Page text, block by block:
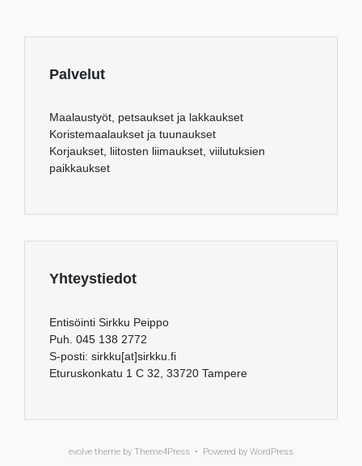
Palvelut
Maalaustyöt, petsaukset ja lakkaukset
Koristemaalaukset ja tuunaukset
Korjaukset, liitosten liimaukset, viilutuksien
paikkaukset
Yhteystiedot
Entisöinti Sirkku Peippo
Puh. 045 138 2772
S-posti: sirkku[at]sirkku.fi
Eturuskonkatu 1 C 32, 33720 Tampere
evolve theme by Theme4Press • Powered by WordPress